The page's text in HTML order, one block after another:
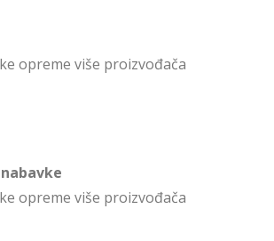
opreme više proizvođača
opreme više proizvođača